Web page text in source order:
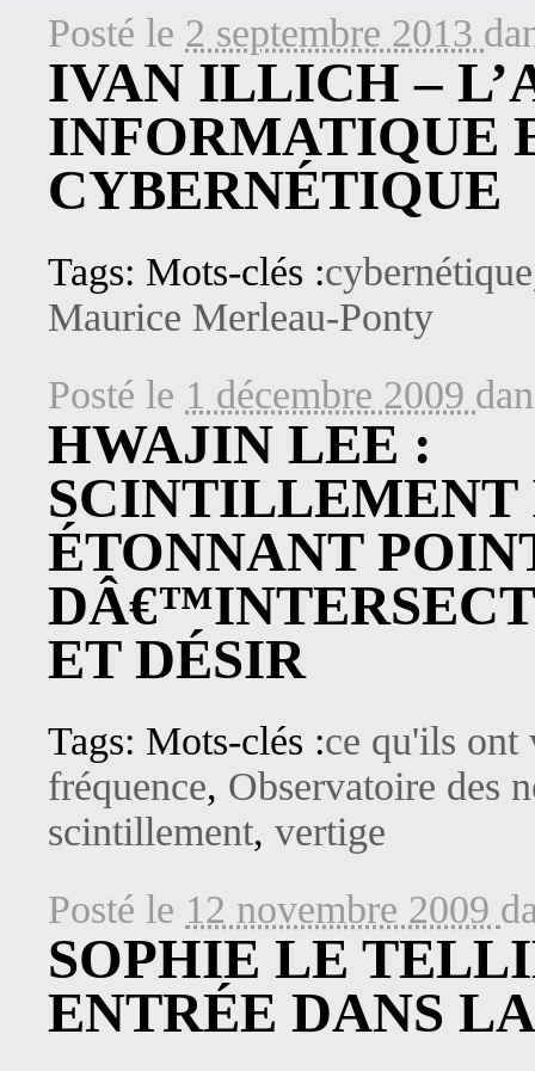
Posté le 2 septembre 2013
IVAN ILLICH –
INFORMATIQUE
CYBERNÉTIQUE
Tags: Mots-clés :cybernétique
Maurice Merleau-Ponty
Posté le 1 décembre 2009
HWAJIN LEE :
SCINTILLEMENT
ÉTONNANT
ET DÉSIR
Tags: Mots-clés :ce qu'ils ont
fréquence, Observatoire des
scintillement, vertige
Posté le 12 novembre 2009
SOPHIE LE
ENTRÉE DANS